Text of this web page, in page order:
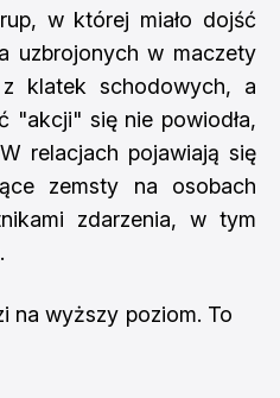
w której miało dojść
uzbrojonych w maczety
klatek schodowych, a
"akcji" się nie powiodła,
relacjach pojawiają się
zemsty na osobach
zdarzenia, w tym
na wyższy poziom. To